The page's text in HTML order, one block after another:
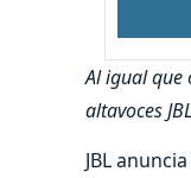
Al igual que
altavoces
JBL